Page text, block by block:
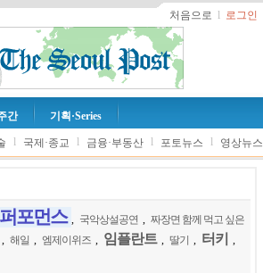
처음으로 l 로그인
간 기획·Series
l 국제·종교 l 금융·부동산 l 포토뉴스 l 영상뉴스
퍼포먼스 국악상설공연
짜장면 함께 먹고 싶은
해일 엠제이위즈 임플란트 딸기 터키